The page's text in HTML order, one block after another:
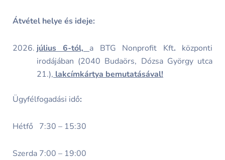
Átvétel helye és ideje:
július 6-tól, a BTG Nonprofit Kft. központi
irodájában (2040 Budaörs, Dózsa György utca
21.), lakcímkártya bemutatásával!
Ügyfélfogadási idő:
Hétfő 7:30 – 15:30
Szerda 7:00 – 19:00